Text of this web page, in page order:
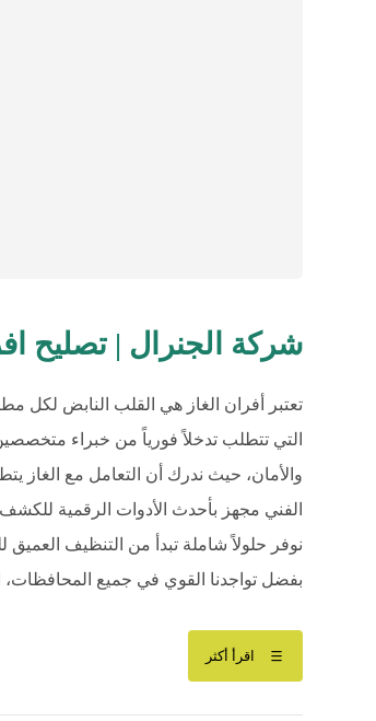
شركة الجنرال | تصليح افران
تعتبر أفران الغاز هي القلب النابض لكل
التي تتطلب تدخلاً فورياً من خبراء
والأمان، حيث ندرك أن التعامل مع الغاز
الفني مجهز بأحدث الأدوات الرقمية
نوفر حلولاً شاملة تبدأ من التنظيف
بفضل تواجدنا القوي في جميع المحافظات،
اقرأ أكثر